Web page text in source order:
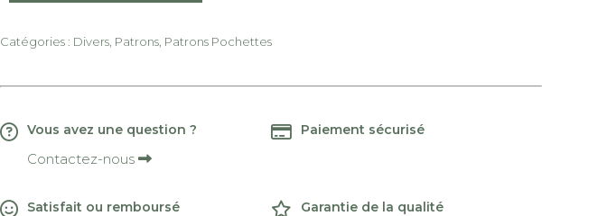
Catégories : Divers Patrons Patrons Pochettes
Vous avez une question ?
Contactez-nous
Paiement sécurisé
Satisfait ou remboursé Garantie de la qualité